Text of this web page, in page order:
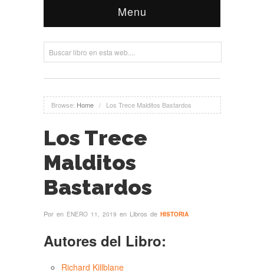
Menu
Browse: Home / Los Trece Malditos Bastardos
Los Trece
Malditos
Bastardos
Por en ENERO 11, 2019 en Libros de HISTORIA
Autores del Libro:
Richard Killblane